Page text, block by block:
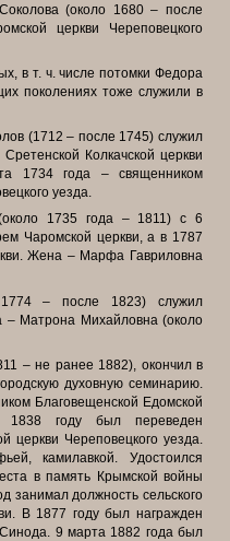
(около 1680 – после
церкви Череповецкого
в т. ч. числе потомки Федора
поколениях тоже служили в
(1712 – после 1745) служил
Колкачской церкви
1734 года – священником
уезда.
1735 года – 1811) с 6
Чаромской церкви, а в 1787
Жена – Марфа Гавриловна
– после 1823) служил
– Матрона Михайловна (около
– не ранее 1882), окончил в
духовную семинарию.
Благовещенской Едомской
1838 году был переведен
церкви Череповецкого уезда.
камилавкой. Удостоился
в память Крымской войны
занимал должность сельского
В 1877 году был награжден
9 марта 1882 года был